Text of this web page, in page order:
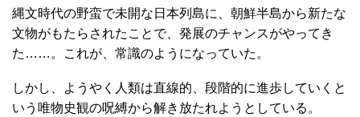
縄文時代の野蛮で未開な日本列島に、朝鮮半島から新たな
文物がもたらされたことで、発展のチャンスがやってき
た……。これが、常識のようになっていた。
しかし、ようやく人類は直線的、段階的に進歩していくと
いう唯物史観の呪縛から解き放たれようとしている。